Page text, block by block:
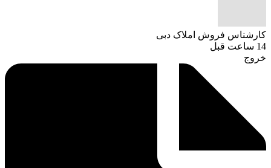
کارشناس فروش املاک دبی
14 ساعت قبل
خروج